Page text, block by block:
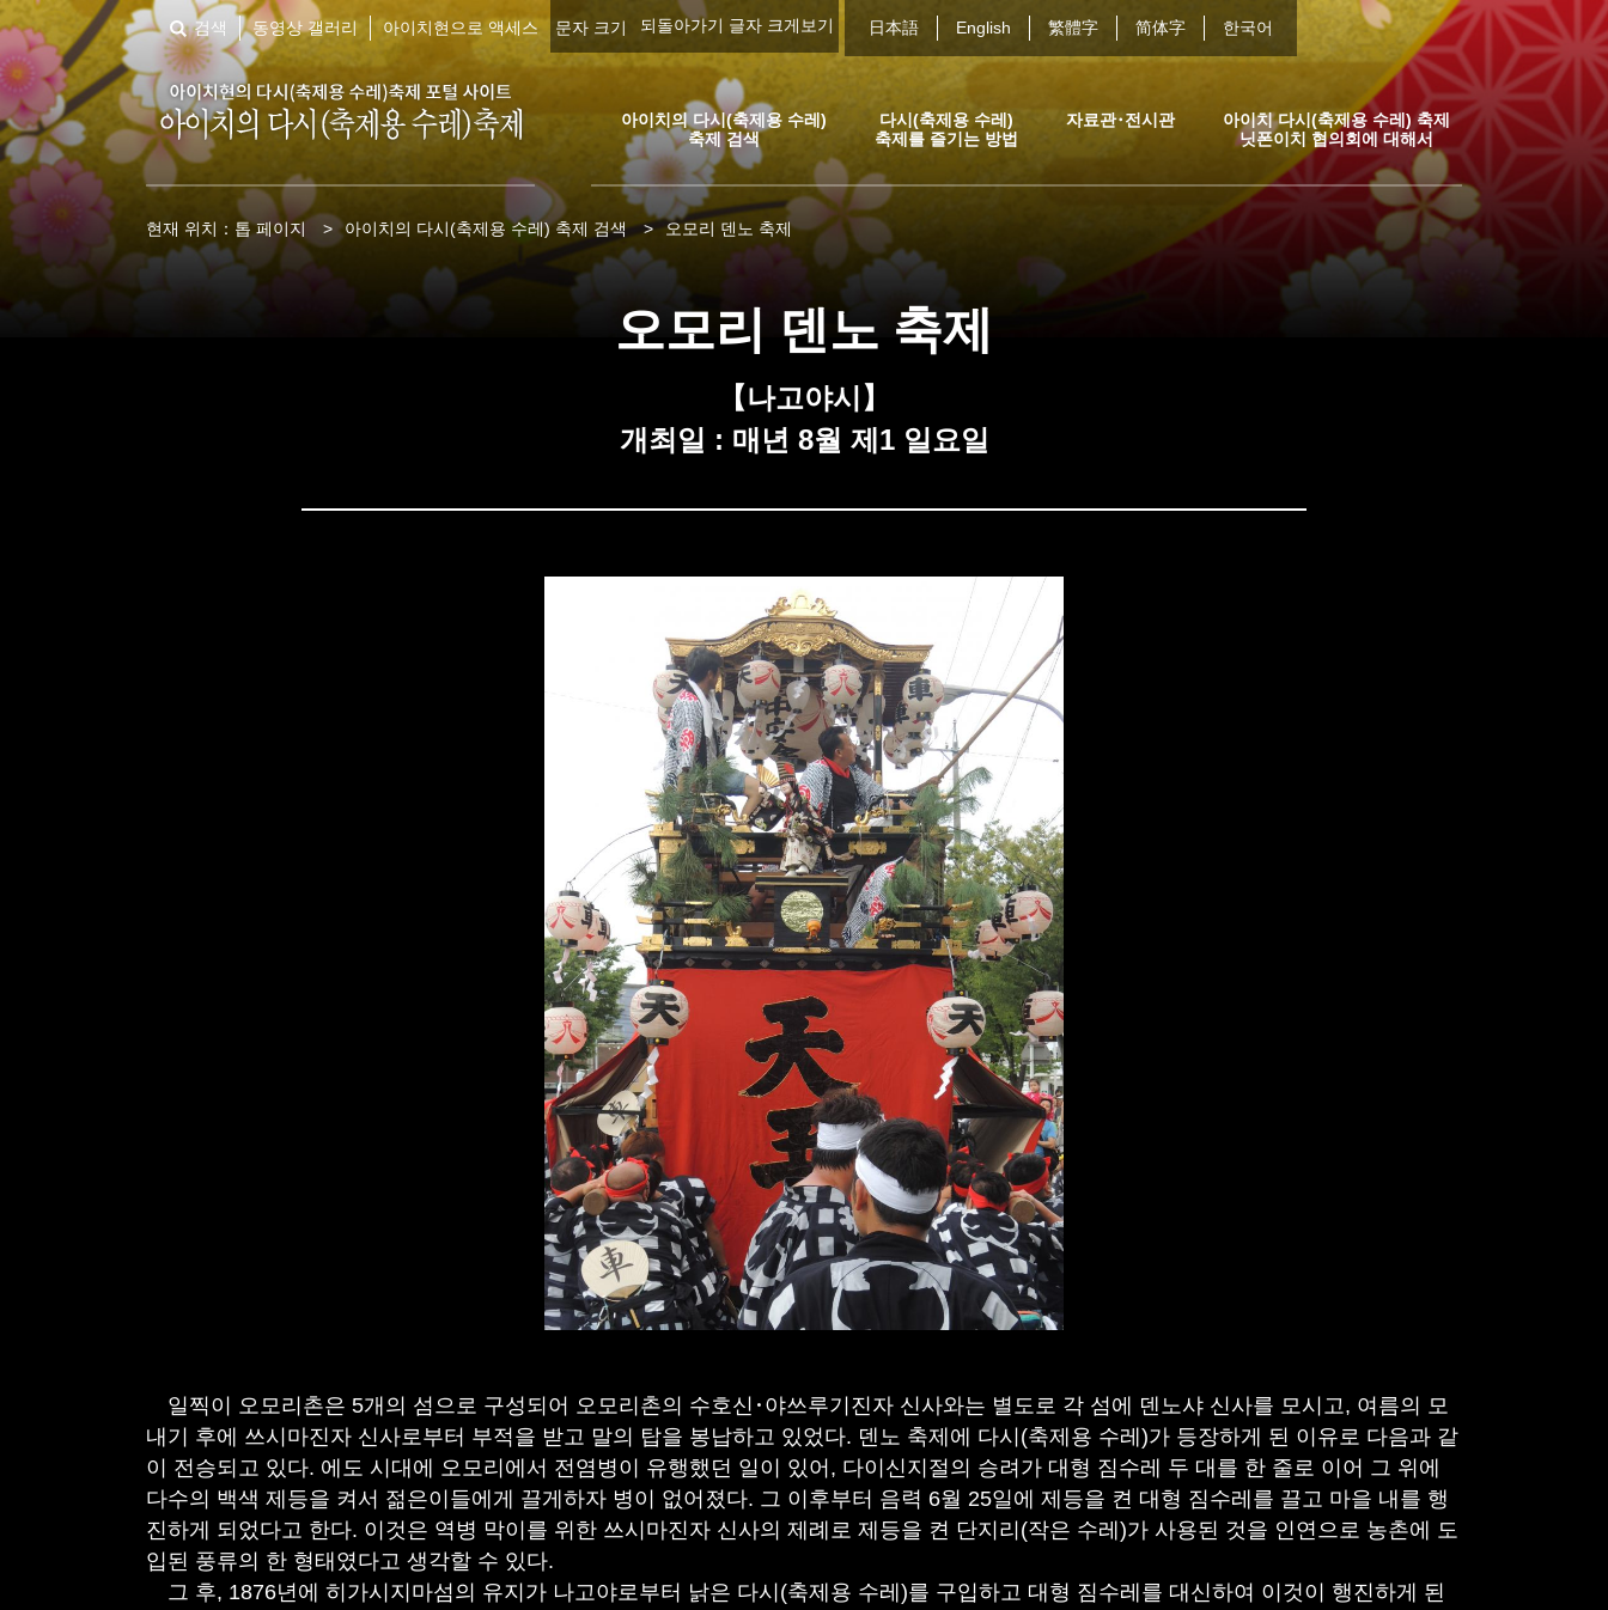
검색 동영상 갤러리 아이치현으로 액세스 문자 크기 되돌아가기 글자 크게보기 日本語 English 繁體字 简体字 한국어
아이치의 다시(축제용 수레)
축제 검색
다시(축제용 수레)
축제를 즐기는 방법
자료관･전시관
아이치 다시(축제용 수레) 축제
닛폰이치 협의회에 대해서
현재 위치： 톱 페이지 > 아이치의 다시(축제용 수레) 축제 검색 > 오모리 덴노 축제
오모리 덴노 축제
【나고야시】
개최일 : 매년 8월 제1 일요일
일찍이 오모리촌은 5개의 섬으로 구성되어 오모리촌의 수호신･야쓰루기진자 신사와는 별도로 각 섬에 덴노샤 신사를 모시고, 여름의 모
내기 후에 쓰시마진자 신사로부터 부적을 받고 말의 탑을 봉납하고 있었다. 덴노 축제에 다시(축제용 수레)가 등장하게 된 이유로 다음과 같
이 전승되고 있다. 에도 시대에 오모리에서 전염병이 유행했던 일이 있어, 다이신지절의 승려가 대형 짐수레 두 대를 한 줄로 이어 그 위에
다수의 백색 제등을 켜서 젊은이들에게 끌게하자 병이 없어졌다. 그 이후부터 음력 6월 25일에 제등을 켠 대형 짐수레를 끌고 마을 내를 행
진하게 되었다고 한다. 이것은 역병 막이를 위한 쓰시마진자 신사의 제례로 제등을 켠 단지리(작은 수레)가 사용된 것을 인연으로 농촌에 도
입된 풍류의 한 형태였다고 생각할 수 있다.
그 후, 1876년에 히가시지마섬의 유지가 나고야로부터 낡은 다시(축제용 수레)를 구입하고 대형 짐수레를 대신하여 이것이 행진하게 된